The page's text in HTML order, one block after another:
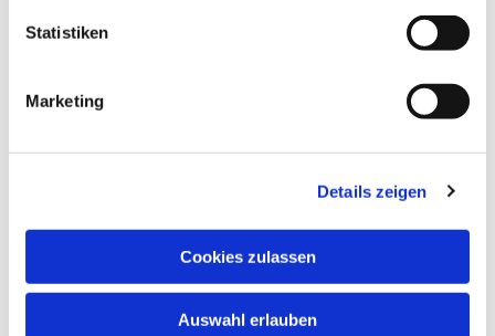
Statistiken
Marketing
Details zeigen
Cookies zulassen
Auswahl erlauben
Gottesdienste